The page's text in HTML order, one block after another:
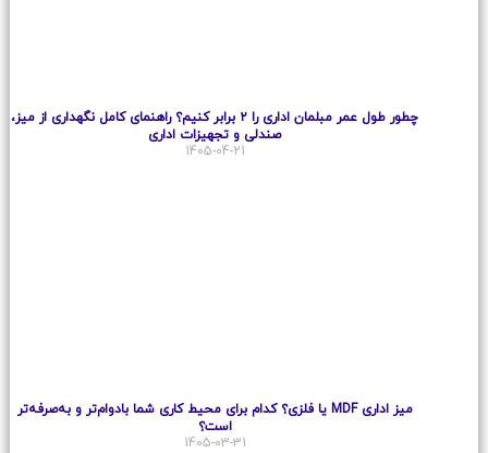
چطور طول عمر مبلمان اداری را ۲ برابر کنیم؟ راهنمای کامل نگهداری از میز،
صندلی و تجهیزات اداری
1405-04-21
میز اداری MDF یا فلزی؟ کدام برای محیط کاری شما بادوام‌تر و به‌صرفه‌تر
است؟
1405-03-31